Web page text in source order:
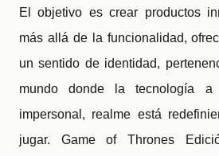
El objetivo es crear productos
más allá de la funcionalidad,
un sentido de identidad,
mundo donde la tecnología
impersonal, realme está
jugar. Game of Thrones